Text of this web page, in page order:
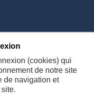
(cookies) qui
de notre site
de navigation et
Consignes de sécurité